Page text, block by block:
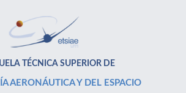
TÉCNICA SUPERIOR DE
AERONÁUTICA Y DEL ESPACIO